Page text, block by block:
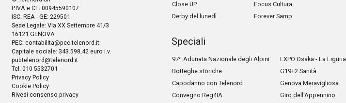
P.IVA e CF: 00945590107
ISC. REA - GE: 229501
Sede Legale: Via XX Settembre 41/3
16121 GENOVA
PEC: contabilita@pec.telenord.it
Capitale sociale: 343.598,42 euro i.v.
pubtelenord@telenord.it
Tel. 010 5532701
Privacy Policy
Cookie Policy
Rivedi consenso privacy
Close UP
Derby del lunedì
Focus Cultura
Forever Samp
Speciali
97ª Adunata Nazionale degli Alpini
Botteghe storiche
Capodanno con Telenord
Convegno Reg4IA
EXPO Osaka - La Liguria
G19+2 Sanità
Genova Meravigliosa
Giro dell'Appennino